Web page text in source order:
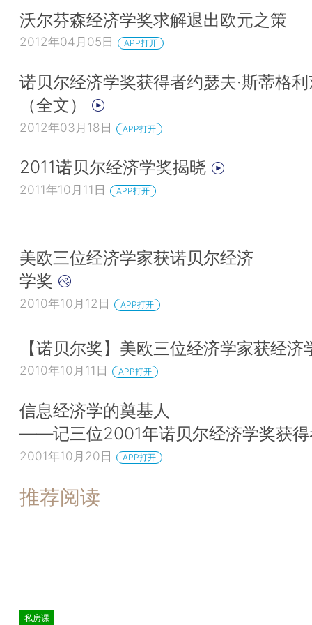
沃尔芬森经济学奖求解退出欧元之策
2012年04月05日 APP打开
诺贝尔经济学奖获得者约瑟夫·斯蒂格
（全文）
2012年03月18日 APP打开
2011诺贝尔经济学奖揭晓
2011年10月11日 APP打开
美欧三位经济学家获诺贝尔经济
学奖
2010年10月12日 APP打开
【诺贝尔奖】美欧三位经济学家获经济
2010年10月11日 APP打开
信息经济学的奠基人
——记三位2001年诺贝尔经济学奖获
2001年10月20日 APP打开
推荐阅读
私房课